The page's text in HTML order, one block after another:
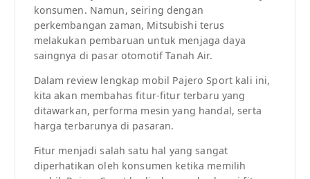
konsumen. Namun, seiring dengan
perkembangan zaman, Mitsubishi terus
melakukan pembaruan untuk menjaga daya
saingnya di pasar otomotif Tanah Air.
Dalam review lengkap mobil Pajero Sport kali ini,
kita akan membahas fitur-fitur terbaru yang
ditawarkan, performa mesin yang handal, serta
harga terbarunya di pasaran.
Fitur menjadi salah satu hal yang sangat
diperhatikan oleh konsumen ketika memilih